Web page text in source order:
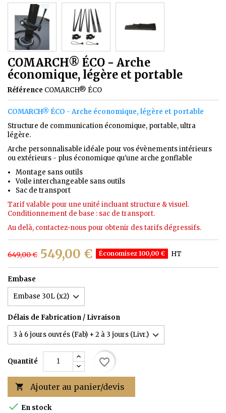
COMARCH® ÉCO - Arche
économique, légère et portable
Référence COMARCH® ÉCO
COMARCH® ÉCO - Arche économique, légère et portable
Structure de communication économique, portable, ultra
légère.
Arche personnalisable idéale pour vos évènements intérieurs
ou extérieurs - plus économique qu'une arche gonflable
Montage sans outils
Voile interchangeable sans outils
Sac de transport
Tarif valable pour une unité incluant structure & visuel.
Conditionnement de base : sac de transport.
Au delà, contactez-nous pour obtenir des tarifs dégressifs.
649,00 € 549,00 € Économisez 100,00 € HT
Embase
Délais de Fabrication / Livraison
Quantité
 Ajouter au panier/devis
favorite_border
 En stock